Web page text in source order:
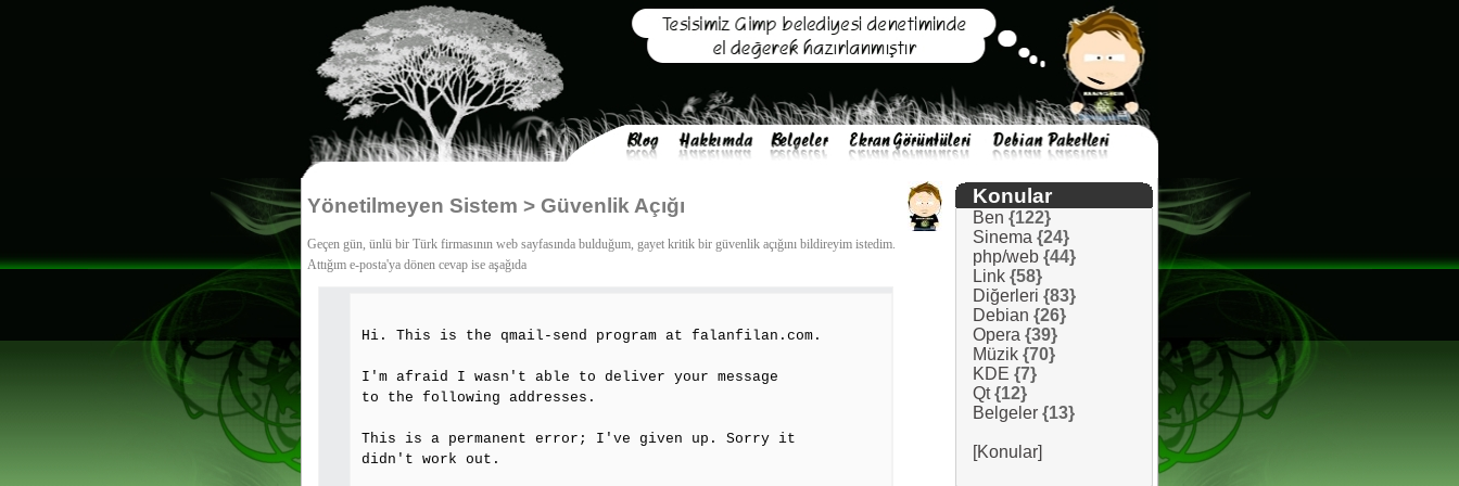
Yönetilmeyen Sistem > Güvenlik Açığı
Geçen gün, ünlü bir Türk firmasının web sayfasında bulduğum, gayet kritik bir güvenlik açığını bildireyim istedim.
Attığım e-posta'ya dönen cevap ise aşağıda
Hi. This is the qmail-send program at falanfilan.com.
I'm afraid I wasn't able to deliver your message
to the following addresses.
This is a permanent error; I've given up. Sorry it
didn't work out.
Konular
Ben {122}
Sinema {24}
php/web {44}
Link {58}
Diğerleri {83}
Debian {26}
Opera {39}
Müzik {70}
KDE {7}
Qt {12}
Belgeler {13}
[Konular]